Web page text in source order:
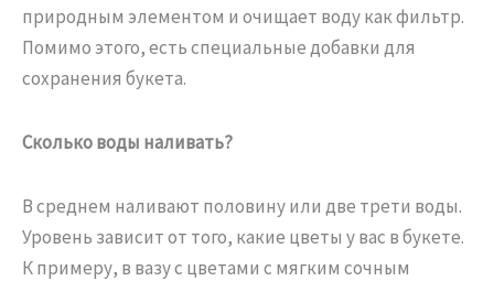
природным элементом и очищает воду как фильтр.
Помимо этого, есть специальные добавки для
сохранения букета.
Сколько воды наливать?
В среднем наливают половину или две трети воды.
Уровень зависит от того, какие цветы у вас в букете.
К примеру, в вазу с цветами с мягким сочным